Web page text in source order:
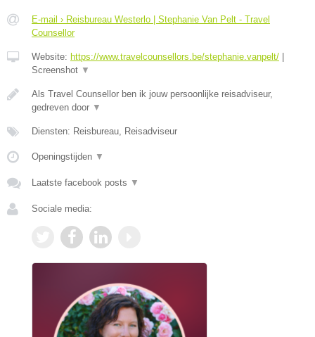
E-mail › Reisbureau Westerlo | Stephanie Van Pelt - Travel
Counsellor
Website: https://www.travelcounsellors.be/stephanie.vanpelt/
Screenshot ▼
Als Travel Counsellor ben ik jouw persoonlijke reisadviseur,
gedreven door ▼
Diensten: Reisbureau, Reisadviseur
Openingstijden ▼
Laatste facebook posts ▼
Sociale media: